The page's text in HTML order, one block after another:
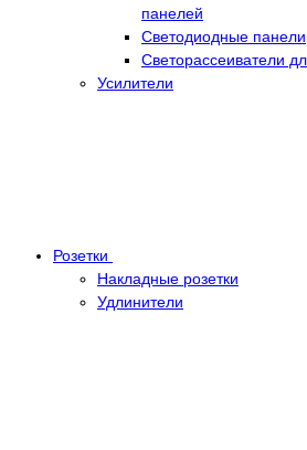
панелей
Светодиодные панели
Светорассеиватели
Усилители
Розетки
Накладные розетки
Удлинители